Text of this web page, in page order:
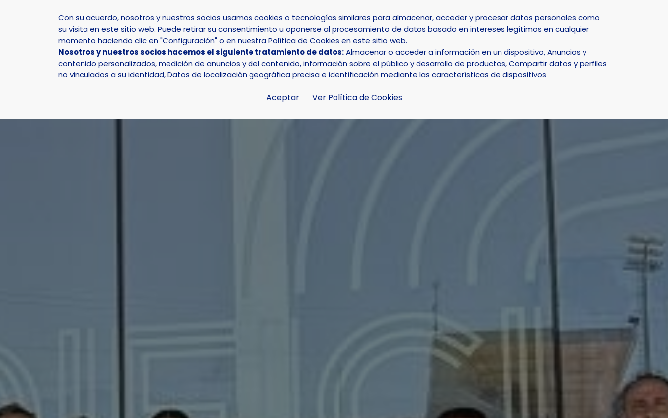
Select Language
INICIO AYUNTAMIENTO LA NUCÍA DEPORTE NATURALEZA SMART CITY
Con su acuerdo, nosotros y nuestros socios usamos cookies o tecnologías similares para almacenar, acceder y procesar datos personales como
su visita en este sitio web. Puede retirar su consentimiento u oponerse al procesamiento de datos basado en intereses legítimos en cualquier
momento haciendo clic en "Configuración" o en nuestra Política de Cookies en este sitio web.
Nosotros y nuestros socios hacemos el siguiente tratamiento de datos:Almacenar o acceder a información en un dispositivo, Anuncios y
contenido personalizados, medición de anuncios y del contenido, información sobre el público y desarrollo de productos, Compartir datos y perfiles
no vinculados a su identidad, Datos de localización geográfica precisa e identificación mediante las características de dispositivos
Aceptar Ver Política de Cookies
Actualidad Noticias Noticia - La Nucía referente en Turismo Deportivo en un encuentro de “Creaturisme”